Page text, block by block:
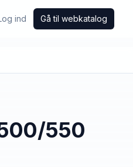
ind Gå til webkatalog
550